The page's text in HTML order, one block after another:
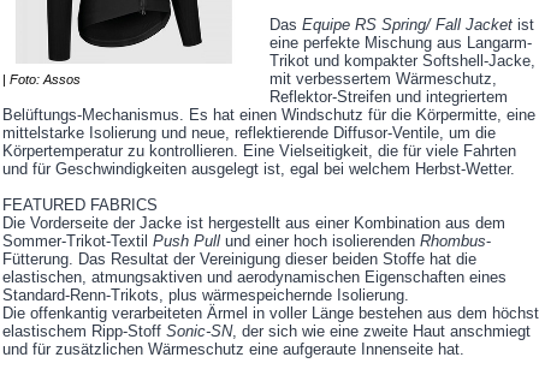
| Foto: Assos
Das Equipe RS Spring/ Fall Jacketist
eine perfekte Mischung aus Langarm-
Trikot und kompakter Softshell-Jacke,
mit verbessertem Wärmeschutz,
Reflektor-Streifen und integriertem
Belüftungs-Mechanismus. Es hat einen Windschutz für die Körpermitte, eine
mittelstarke Isolierung und neue, reflektierende Diffusor-Ventile, um die
Körpertemperatur zu kontrollieren. Eine Vielseitigkeit, die für viele Fahrten
und für Geschwindigkeiten ausgelegt ist, egal bei welchem Herbst-Wetter.
FEATURED FABRICS
Die Vorderseite der Jacke ist hergestellt aus einer Kombination aus dem
Sommer-Trikot-Textil Push Pull und einer hoch isolierenden Rhombus-
Fütterung. Das Resultat der Vereinigung dieser beiden Stoffe hat die
elastischen, atmungsaktiven und aerodynamischen Eigenschaften eines
Standard-Renn-Trikots, plus wärmespeichernde Isolierung.
Die offenkantig verarbeiteten Ärmel in voller Länge bestehen aus dem höchst
elastischem Ripp-Stoff Sonic-SN, der sich wie eine zweite Haut anschmiegt
und für zusätzlichen Wärmeschutz eine aufgeraute Innenseite hat.